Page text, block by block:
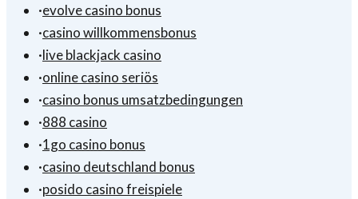
·evolve casino bonus
·casino willkommensbonus
·live blackjack casino
·online casino seriös
·casino bonus umsatzbedingungen
·888 casino
·1go casino bonus
·casino deutschland bonus
·posido casino freispiele